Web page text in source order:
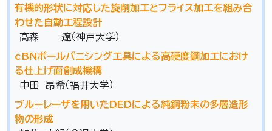
有機的形状に対応した旋削加工とフライス加工を組み合
わせた自動工程設計
髙森 遼（神戸大学）
cBNボールバニシング工具による高硬度鋼加工におけ
る仕上げ面創成機構
中田 昂希（福井大学）
ブルーレーザを用いたDEDによる純銅粉末の多層造形
物の形成